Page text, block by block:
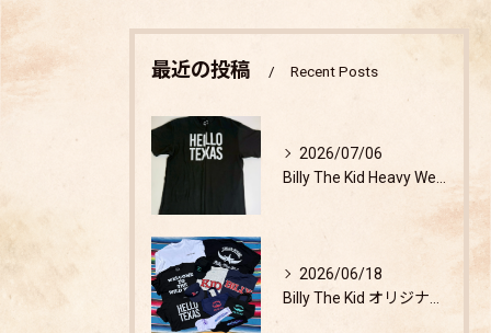
最近の投稿 Recent Posts
2026/07/06
2026/06/18